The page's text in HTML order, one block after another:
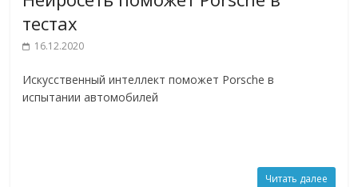
тестах
16.12.2020
Искусственный интеллект поможет Porsche в
испытании автомобилей
Читать далее